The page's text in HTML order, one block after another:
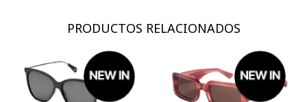
PRODUCTOS RELACIONADOS